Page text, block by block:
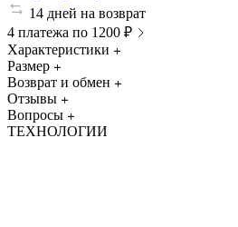
14 дней на возврат
4 платежа по 1200 ₽
Характеристики
Размер
Возврат и обмен
Отзывы
Вопросы
ТЕХНОЛОГИИ